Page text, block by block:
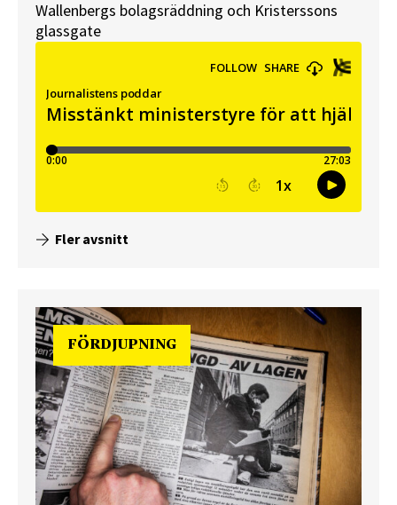
Wallenbergs bolagsräddning och Kristerssons
glassgate
Fler avsnitt
FÖRDJUPNING